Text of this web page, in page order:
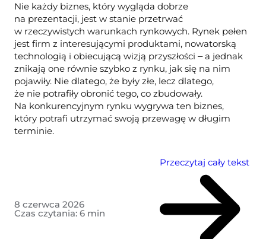
Nie każdy biznes, który wygląda dobrze
na prezentacji, jest w stanie przetrwać
w rzeczywistych warunkach rynkowych. Rynek pełen
jest firm z interesującymi produktami, nowatorską
technologią i obiecującą wizją przyszłości ‒ a jednak
znikają one równie szybko z rynku, jak się na nim
pojawiły. Nie dlatego, że były złe, lecz dlatego,
że nie potrafiły obronić tego, co zbudowały.
Na konkurencyjnym rynku wygrywa ten biznes,
który potrafi utrzymać swoją przewagę w długim
terminie.
8 czerwca 2026
Czas czytania: 6 min
Przeczytaj cały tekst